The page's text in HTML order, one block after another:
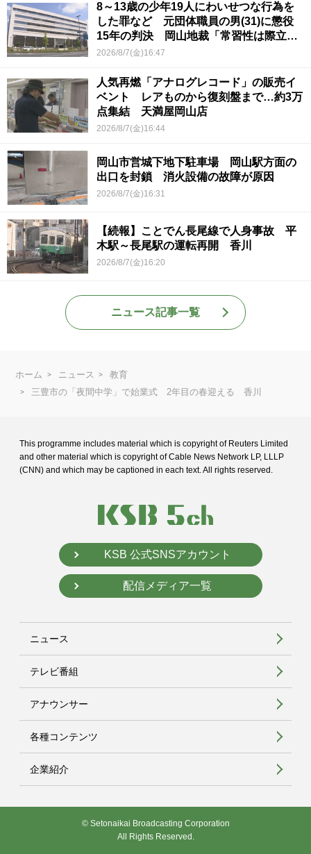
8～13歳の少年19人にわいせつな行為を
した罪など 元団体職員の男(31)に懲役
15年の判決 岡山地裁「常習性は際立っ
ていて被害結果も非常に重い」
2026/8/7(金)16:47
人気再燃「アナログレコード」の販売イ
ベント レアものから復刻盤まで…約3万
点集結 天満屋岡山店
2026/8/7(金)16:44
岡山市営城下地下駐車場 岡山駅方面の
出口を封鎖 消火設備の故障が原因
2026/8/7(金)16:31
【続報】ことでん長尾線で人身事故 平
木駅～長尾駅の運転再開 香川
2026/8/7(金)16:20
ニュース記事一覧
ホーム ニュース
教育
三豊市の「夜間中学」で始業式 2年目の春迎える 香川
This programme includes material which is copyright of Reuters Limited
and other material which is copyright of Cable News Network LP, LLLP
(CNN) and which may be captioned in each text. All rights reserved.
KSB 公式SNSアカウント
配信メディア一覧
ニュース
テレビ番組
アナウンサー
各種コンテンツ
企業紹介
© Setonaikai Broadcasting Corporation
All Rights Reserved.